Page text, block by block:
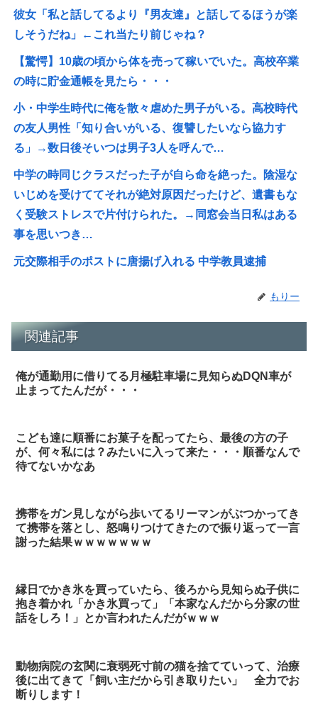
彼女「私と話してるより『男友達』と話してるほうが楽
しそうだね」←これ当たり前じゃね？
【驚愕】10歳の頃から体を売って稼いでいた。高校卒業
の時に貯金通帳を見たら・・・
小・中学生時代に俺を散々虐めた男子がいる。高校時代
の友人男性「知り合いがいる、復讐したいなら協力す
る」→数日後そいつは男子3人を呼んで…
中学の時同じクラスだった子が自ら命を絶った。陰湿な
いじめを受けててそれが絶対原因だったけど、遺書もな
く受験ストレスで片付けられた。→同窓会当日私はある
事を思いつき…
元交際相手のポストに唐揚げ入れる 中学教員逮捕
もりー
関連記事
俺が通勤用に借りてる月極駐車場に見知らぬDQN車が
止まってたんだが・・・
こども達に順番にお菓子を配ってたら、最後の方の子
が、何々私には？みたいに入って来た・・・順番なんで
待てないかなあ
携帯をガン見しながら歩いてるリーマンがぶつかってき
て携帯を落とし、怒鳴りつけてきたので振り返って一言
謝った結果ｗｗｗｗｗｗｗ
縁日でかき氷を買っていたら、後ろから見知らぬ子供に
抱き着かれ「かき氷買って」「本家なんだから分家の世
話をしろ！」とか言われたんだがｗｗｗ
動物病院の玄関に衰弱死寸前の猫を捨てていって、治療
後に出てきて「飼い主だから引き取りたい」 全力でお
断りします！